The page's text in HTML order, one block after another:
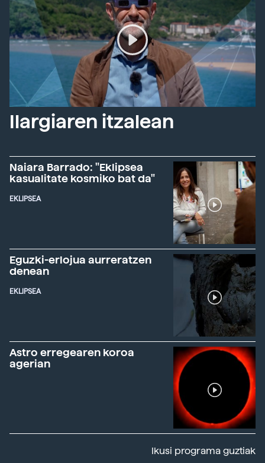
Ilargiaren itzalean
Naiara Barrado: "Eklipsea
kasualitate kosmiko bat da"
EKLIPSEA
Eguzki-erlojua aurreratzen
denean
EKLIPSEA
Astro erregearen koroa
agerian
Ikusi programa guztiak